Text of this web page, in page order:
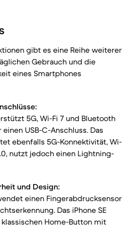
gibt es eine Reihe weiterer
Gebrauch und die
eines Smartphones
5G, Wi-Fi 7 und Bluetooth
USB-C-Anschluss. Das
ebenfalls 5G-Konnektivität, Wi-
nutzt jedoch einen Lightning-
und Design:
einen Fingerabdrucksensor
Das iPhone SE
Home-Button mit